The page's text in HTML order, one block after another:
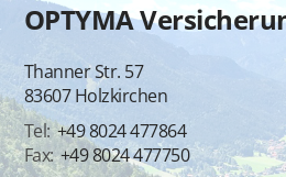
OPTYMA
Thanner Str. 57
83607 Holzkirchen
+49 8024 477864
+49 8024 477750